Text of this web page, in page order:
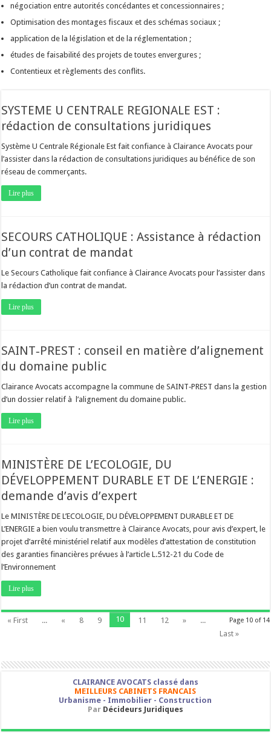
négociation entre autorités concédantes et concessionnaires ;
Optimisation des montages fiscaux et des schémas sociaux ;
application de la législation et de la réglementation ;
études de faisabilité des projets de toutes envergures ;
Contentieux et règlements des conflits.
SYSTEME U CENTRALE REGIONALE EST :
rédaction de consultations juridiques
Système U Centrale Régionale Est fait confiance à Clairance Avocats pour
l’assister dans la rédaction de consultations juridiques au bénéfice de son
réseau de commerçants.
Lire plus
SECOURS CATHOLIQUE : Assistance à rédaction
d’un contrat de mandat
Le Secours Catholique fait confiance à Clairance Avocats pour l’assister dans
la rédaction d’un contrat de mandat.
Lire plus
SAINT‐PREST : conseil en matière d’alignement
du domaine public
Clairance Avocats accompagne la commune de SAINT‐PREST dans la gestion
d’un dossier relatif à l’alignement du domaine public.
Lire plus
MINISTÈRE DE L’ECOLOGIE, DU
DÉVELOPPEMENT DURABLE ET DE L’ENERGIE :
demande d’avis d’expert
Le MINISTÈRE DE L’ECOLOGIE, DU DÉVELOPPEMENT DURABLE ET DE
L’ENERGIE a bien voulu transmettre à Clairance Avocats, pour avis d’expert, le
projet d’arrêté ministériel relatif aux modèles d’attestation de constitution
des garanties financières prévues à l’article L.512-21 du Code de
l’Environnement
Lire plus
Page 10 of 14
« First ... « 8 9 10 11 12 »
...
Last »
CLAIRANCE AVOCATS classé dans
MEILLEURS CABINETS FRANCAIS
Urbanisme - Immobilier - Construction
Par Décideurs Juridiques